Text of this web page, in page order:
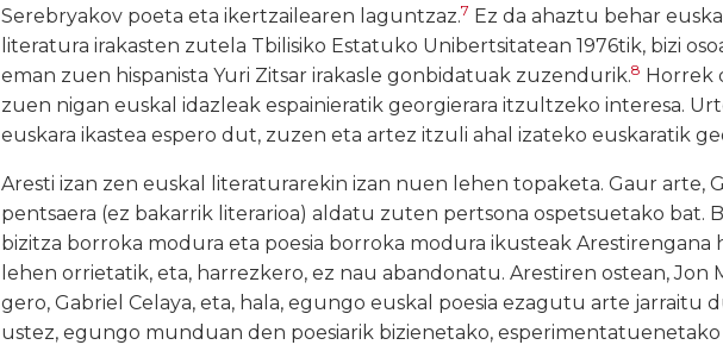
Serebryakov poeta eta ikertzailearen laguntzaz.7 Ez da ahaztu behar
literatura irakasten zutela Tbilisiko Estatuko Unibertsitatean 1976tik, bizi
eman zuen hispanista Yuri Zitsar irakasle gonbidatuak zuzendurik.8 Horrek
zuen nigan euskal idazleak espainieratik georgierara itzultzeko interesa.
euskara ikastea espero dut, zuzen eta artez itzuli ahal izateko euskaratik
Aresti izan zen euskal literaturarekin izan nuen lehen topaketa. Gaur arte,
pentsaera (ez bakarrik literarioa) aldatu zuten pertsona ospetsuetako bat.
bizitza borroka modura eta poesia borroka modura ikusteak
lehen orrietatik, eta, harrezkero, ez nau abandonatu. Arestiren ostean, Jon
gero, Gabriel Celaya, eta, hala, egungo euskal poesia ezagutu arte jarraitu
ustez, egungo munduan den poesiarik bizienetako,